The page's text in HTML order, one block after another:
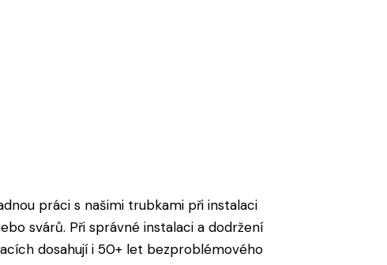
práci s našimi trubkami při instalaci
svárů. Při správné instalaci a dodržení
dosahují i 50+ let bezproblémového